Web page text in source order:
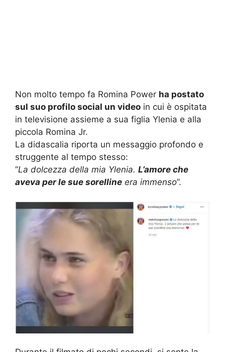
Non molto tempo fa Romina Power ha postato
sul suo profilo social un video in cui è ospitata
in televisione assieme a sua figlia Ylenia e alla
piccola Romina Jr.
La didascalia riporta un messaggio profondo e
struggente al tempo stesso:
“La dolcezza della mia Ylenia. L’amore che
aveva per le sue sorelline era immenso”.